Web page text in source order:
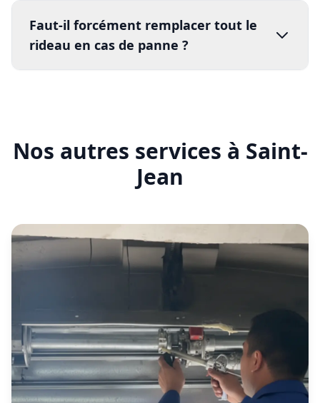
certifié
Faut-il forcément remplacer tout le
rideau en cas de panne ?
serrure
Nos autres services à Saint-
Jean